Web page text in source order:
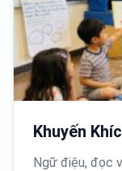
Khuyến
Ngữ điệu, đọc